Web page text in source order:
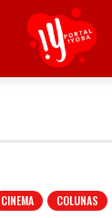
CINEMA COLUNAS